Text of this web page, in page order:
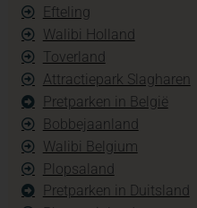
Efteling
Walibi Holland
Toverland
Attractiepark Slagharen
Pretparken in België
Bobbejaanland
Walibi Belgium
Plopsaland
Pretparken in Duitsland